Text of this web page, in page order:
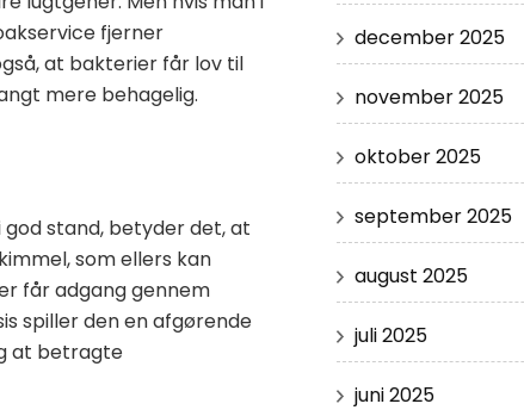
fjerner
at bakterier får lov til
mere behagelig.
god stand, betyder det, at
som ellers kan
får adgang gennem
spiller den en afgørende
at betragte
december 2025
november 2025
oktober 2025
september 2025
august 2025
juli 2025
juni 2025